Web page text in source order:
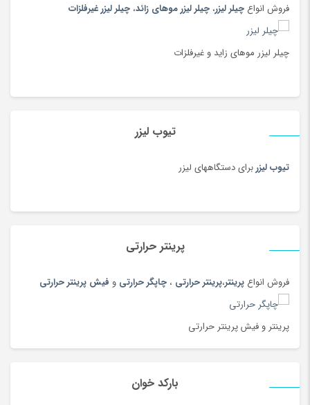
فروش انواع چیلر لیزر، چیلر لیزر موهای زائد، چیلر لیزر غیرفلزات
چیلر لیزر موهای زاید و غیرفلزات
تیوب لیزر
تیوب لیزربرای دستگاههای لیزر
پرینتر حرارتی
فروش انواع پرینتر،پرینتر حرارتی ، چاپگر حرارتی و فیش پرینتر حرارتی
پرینتر و فیش پرینتر حرارتی
بارکد خوان